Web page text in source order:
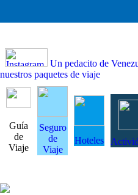
Un pedacito de
nuestros paquetes de viaje
Guía
de
Viaje
Seguro
de
Viaje
Hoteles